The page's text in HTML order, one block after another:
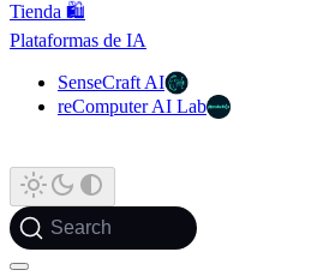
Tienda 🛍️
Plataformas de IA
SenseCraft AI
reComputer AI Lab
Search